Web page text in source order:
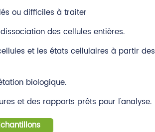
ou difficiles à traiter
des cellules entières.
et les états cellulaires à partir des
biologique.
et des rapports prêts pour l'analyse.